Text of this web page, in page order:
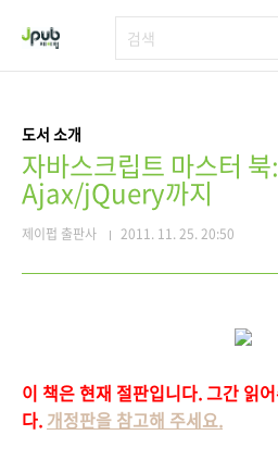
도서 소개
자바스크립트 마스터
Ajax/jQuery까지
제이펍 출판사 2011. 11. 25. 20:50
이 책은 현재 절판입니다. 그간 읽
다. 개정판을 참고해 주세요.